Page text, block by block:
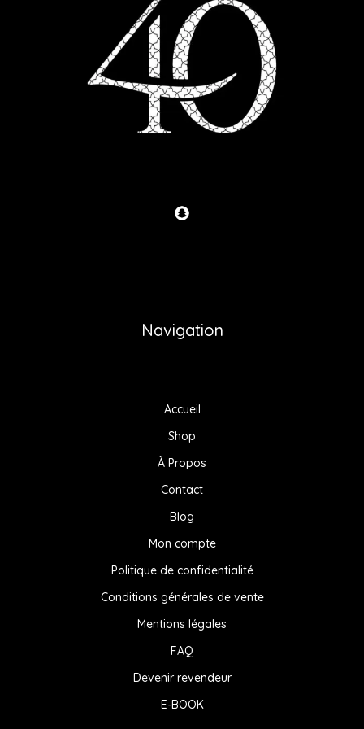
Navigation
Accueil
Shop
À Propos
Contact
Blog
Mon compte
Politique de confidentialité
Conditions générales de vente
Mentions légales
FAQ
Devenir revendeur
E-BOOK